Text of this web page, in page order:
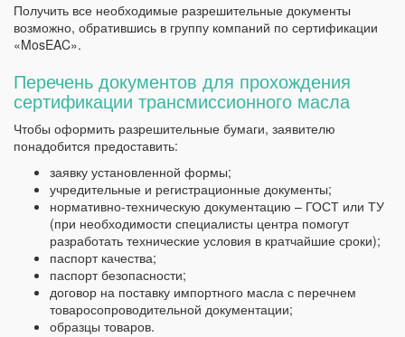
Получить все необходимые разрешительные документы
возможно, обратившись в группу компаний по сертификации
«MosEAC».
Перечень документов для прохождения
сертификации трансмиссионного масла
Чтобы оформить разрешительные бумаги, заявителю
понадобится предоставить:
заявку установленной формы;
учредительные и регистрационные документы;
нормативно-техническую документацию – ГОСТ или ТУ
(при необходимости специалисты центра помогут
разработать технические условия в кратчайшие сроки);
паспорт качества;
паспорт безопасности;
договор на поставку импортного масла с перечнем
товаросопроводительной документации;
образцы товаров.